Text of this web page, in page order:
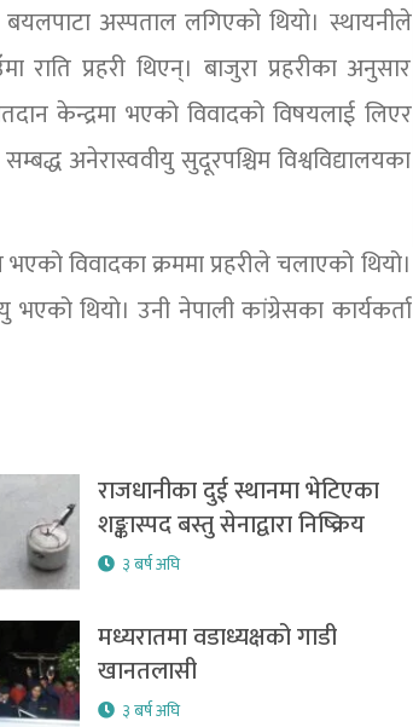
अस्पताल लगिएको थियो। स्थायनीले
प्रहरी थिएन्। बाजुरा प्रहरीका अनुसार
केन्द्रमा भएको विवादको विषयलाई लिएर
अनेरास्ववीयु सुदूरपश्चिम विश्वविद्यालयका
विवादका क्रममा प्रहरीले चलाएको थियो।
भएको थियो। उनी नेपाली कांग्रेसका कार्यकर्ता
राजधानीका दुई स्थानमा भेटिएका
शङ्कास्पद बस्तु सेनाद्वारा निष्क्रिय
३ बर्ष अघि
मध्यरातमा वडाध्यक्षको गाडी
खानतलासी
३ बर्ष अघि